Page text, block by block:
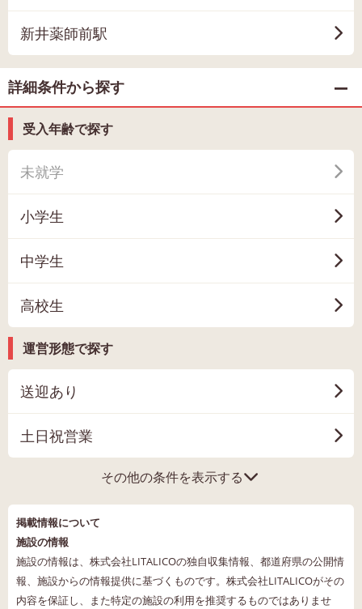
新井薬師前駅
詳細条件から探す
受入年齢で探す
未就学
小学生
中学生
高校生
運営形態で探す
送迎あり
土日祝営業
その他の条件を表示する
掲載情報について
施設の情報
施設の情報は、株式会社LITALICOの独自収集情報、都道府県の公開情
報、施設からの情報提供に基づくものです。株式会社LITALICOがその
内容を保証し、また特定の施設の利用を推奨するものではありませ